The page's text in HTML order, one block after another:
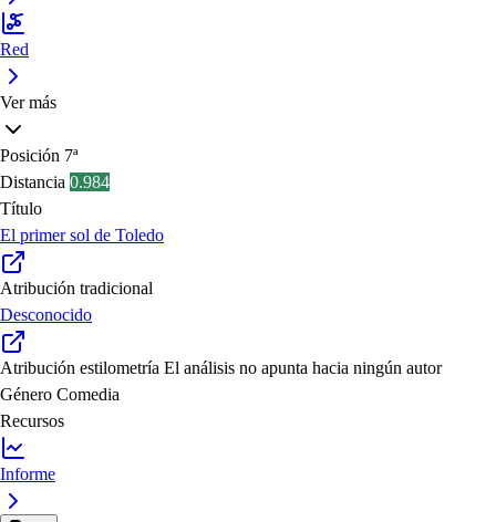
Red
Ver más
Posición 7ª
Distancia 0.984
Título
El primer sol de Toledo
Atribución tradicional
Desconocido
Atribución estilometría El análisis no apunta hacia ningún autor
Género Comedia
Recursos
Informe